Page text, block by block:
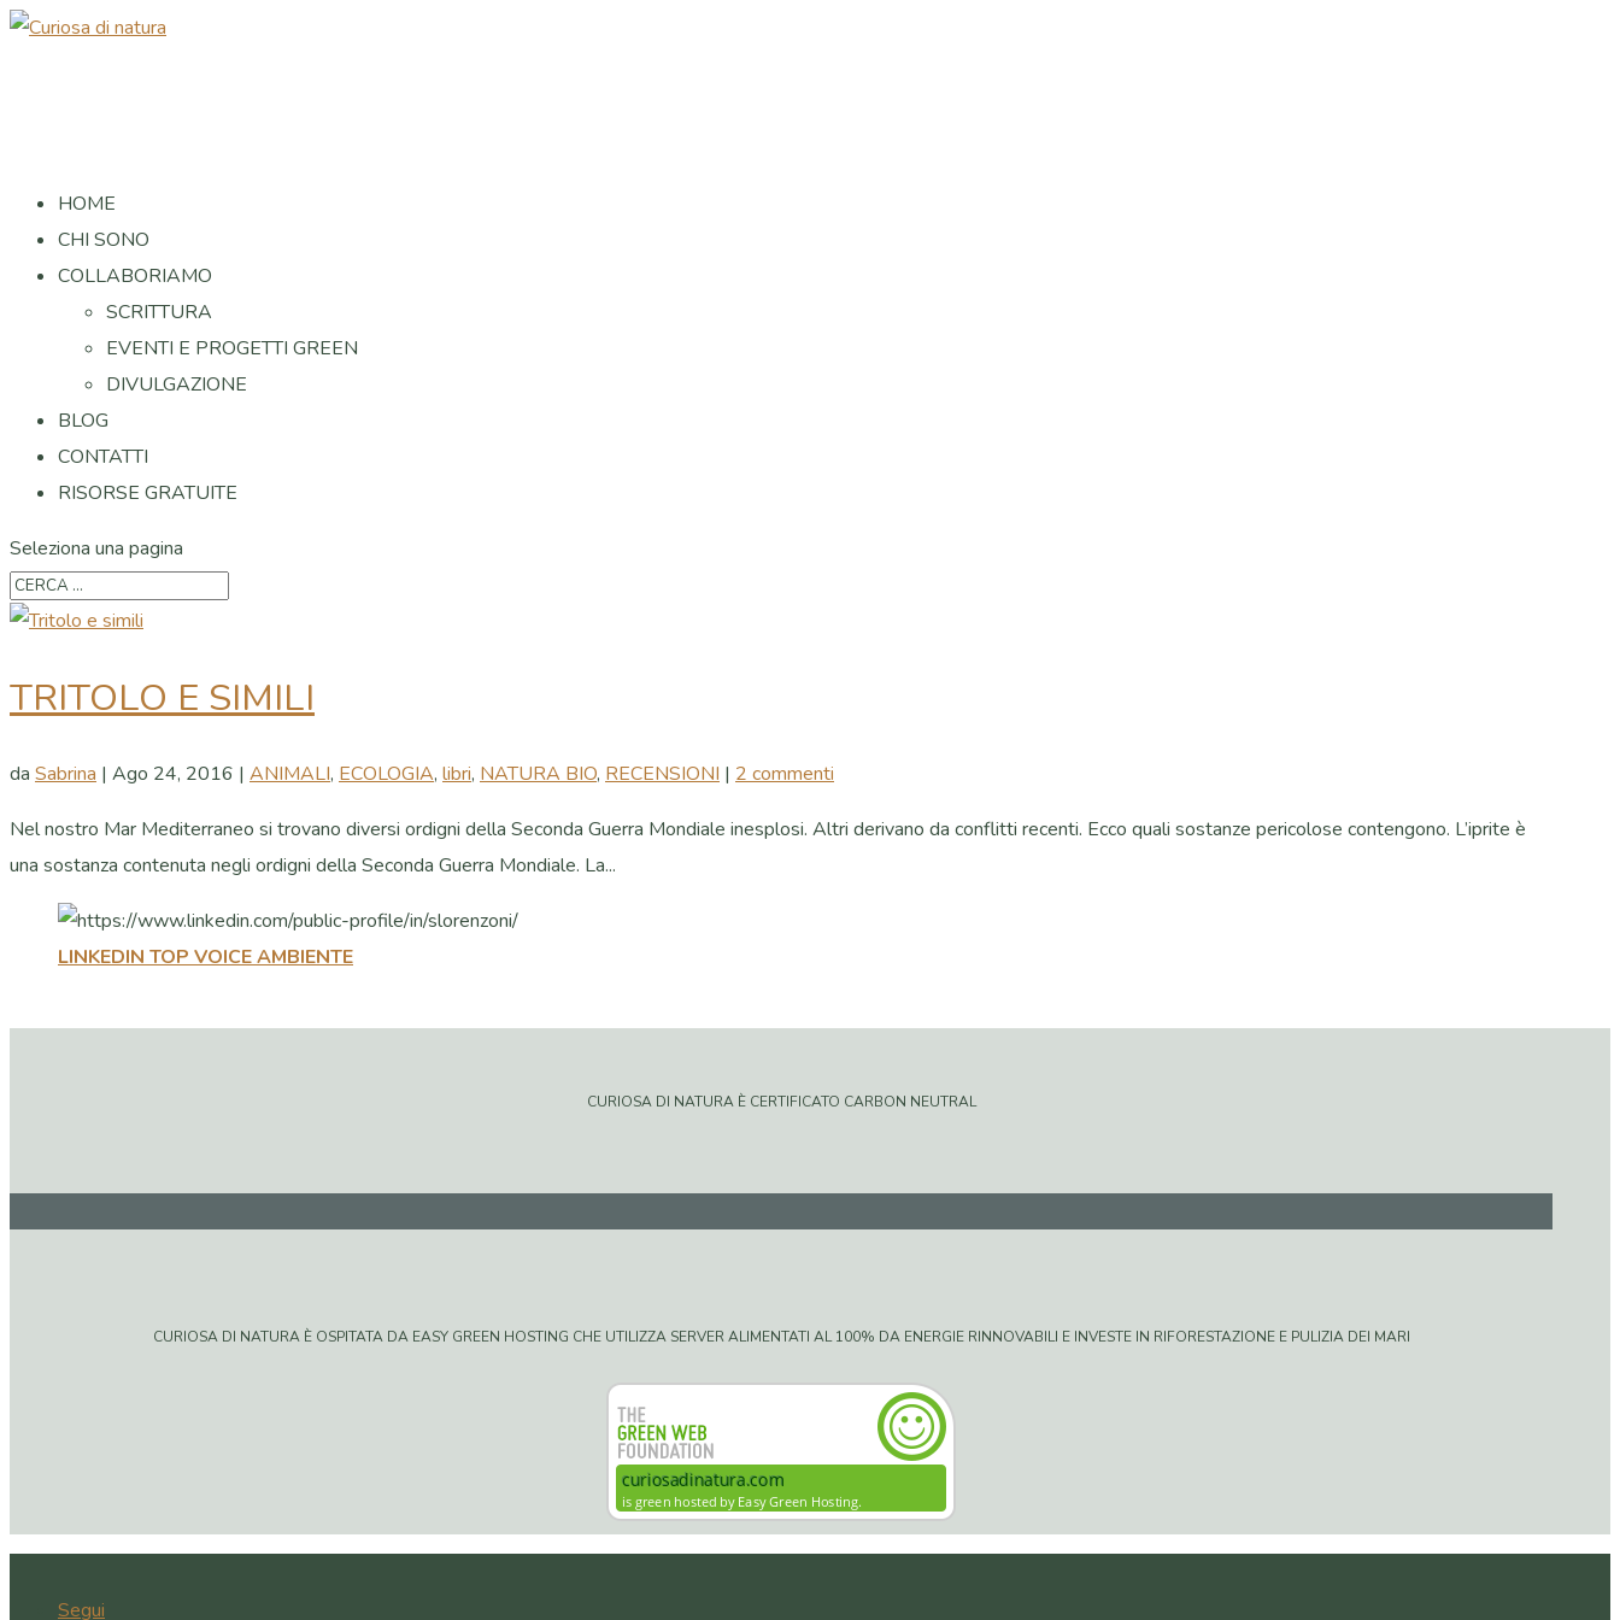
HOME
CHI SONO
COLLABORIAMO
SCRITTURA
EVENTI E PROGETTI GREEN
DIVULGAZIONE
BLOG
CONTATTI
RISORSE GRATUITE
Seleziona una pagina
TRITOLO E SIMILI
da Sabrina | Ago 24, 2016 | ANIMALI, ECOLOGIA, libri, NATURA BIO, RECENSIONI | 2 commenti
Nel nostro Mar Mediterraneo si trovano diversi ordigni della Seconda Guerra Mondiale inesplosi. Altri derivano da conflitti recenti. Ecco quali sostanze pericolose contengono. L’iprite è
una sostanza contenuta negli ordigni della Seconda Guerra Mondiale. La...
LINKEDIN TOP VOICE AMBIENTE
CURIOSA DI NATURA È CERTIFICATO CARBON NEUTRAL
CURIOSA DI NATURA È OSPITATA DA EASY GREEN HOSTING CHE UTILIZZA SERVER ALIMENTATI AL 100% DA ENERGIE RINNOVABILI E INVESTE IN RIFORESTAZIONE E PULIZIA DEI MARI
Segui